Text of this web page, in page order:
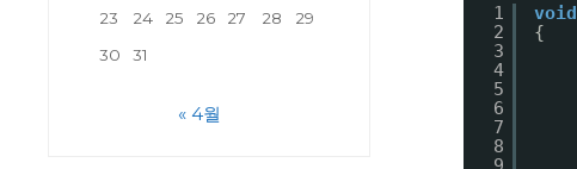
1
2
3
4
5
6
7
8
9
void
{
23
24 25 26 27 28
29
30
31
« 4월